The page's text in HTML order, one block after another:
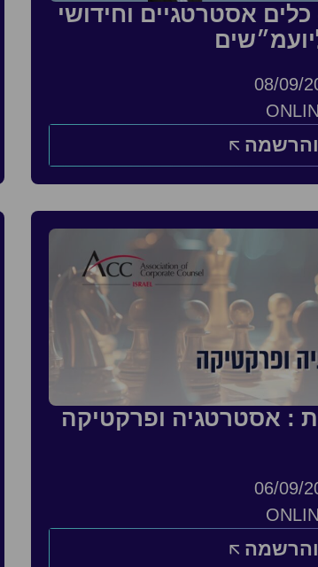
אסטרטגיים וחידושי
08/09/
: אסטרטגיה ופרקטיקה
06/09/